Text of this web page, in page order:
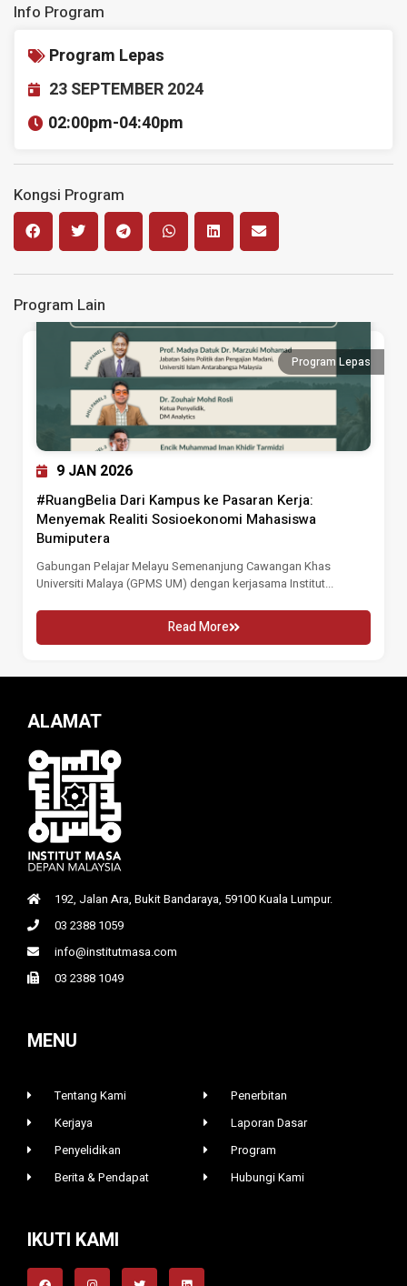
Info Program
Program Lepas
23 SEPTEMBER 2024
02:00pm-04:40pm
Kongsi Program
Program Lain
9 JAN 2026
Program Lepas
#RuangBelia Dari Kampus ke Pasaran Kerja:
Menyemak Realiti Sosioekonomi Mahasiswa
Bumiputera
Gabungan Pelajar Melayu Semenanjung Cawangan Khas
Universiti Malaya (GPMS UM) dengan kerjasama Institut...
Read More
ALAMAT
192, Jalan Ara, Bukit Bandaraya, 59100 Kuala Lumpur.
03 2388 1059
info@institutmasa.com
03 2388 1049
MENU
Tentang Kami
Kerjaya
Penyelidikan
Berita & Pendapat
Penerbitan
Laporan Dasar
Program
Hubungi Kami
IKUTI KAMI